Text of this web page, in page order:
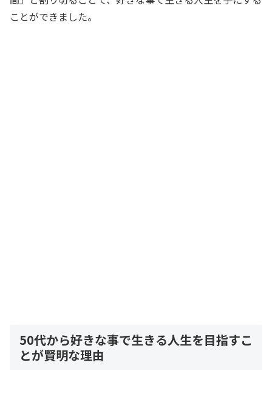
ことができました。
50代から好きな事で生きる人生を目指すこ
とが賢明な理由